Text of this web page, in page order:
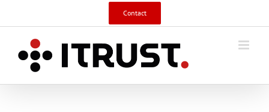
Contact